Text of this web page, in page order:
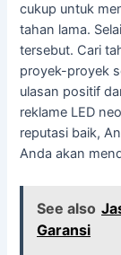
cukup untuk
tahan lama.
tersebut. Cari
proyek-proyek
ulasan positif
reklame LED
reputasi baik,
Anda akan
See also
Garansi